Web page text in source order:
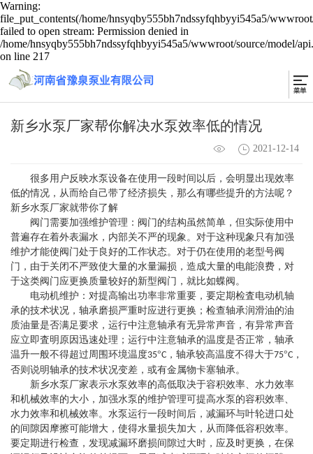
Warning:
file_put_contents(/home/hnsyqby555bh7ndssyfqhbyyi545a5/
failed to open stream: Permission denied in
/home/hnsyqby555bh7ndssyfqhbyyi545a5/wwwroot/source/model/
on line 217
新乡水泵厂家帮你解决水泵效率低的情况
2021-12-14
很多用户反映水泵设备在使用一段时间以后，会明显出现效率
低的情况，从而给自己带了经济损失，那么有哪些提升的方法呢？
新乡水泵厂家就带你了解
阀门需要加强维护管理：阀门的结构虽然简单，但实际使用中
普遍存在着外表漏水，内部关不严的现象。对于这种现象只有加强
维护才能使阀门处于良好的工作状态。对于仍在使用的老型号阀
门，由于关闭不严致使大量的水量漏损，造成大量的电能浪费，对
于这类阀门应更换质量较好的新型阀门，就比如蝶阀。
电动机维护：对提高输出功率非常重要，要定期检査电动机轴
承的技术状况，轴承磨损严重时应进行更换；检查轴承润滑油的油
质油量是否满足要求，运行中注意轴承有无异常声音，有异常声音
应立即査明原因迅速处理；运行中注意轴承的温度是否正常，轴承
温升一般不得超过周围环境温度35°C ，轴承较高温度不得大于75°C ，
否则说明轴承的技术状况变差，或有金属物卡塞轴承。
新乡水泵厂家表示水泵效率的高低取决于容积效率、水力效率
和机械效率的大小，加强水泵的维护管理可提高水泵的容积效率、
水力效率和机械效率。水泵运行一段时间后，减漏环与叶轮进口处
的间隙因摩擦可能增大，使得水量损失加大，从而降低容积效率。
要定期进行检查，发现减漏环磨损间隙过大时，应及时更换，在保